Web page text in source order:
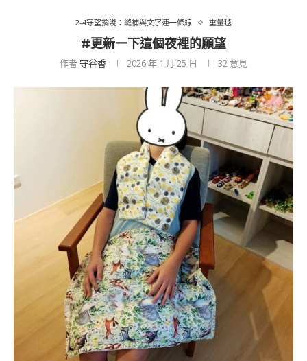
2-4守望擱淺：縫補與文字連一條線 重量毯
#更新一下這個夜裡的願望
作者守谷香 2026 年 1 月 25 日 32 意見